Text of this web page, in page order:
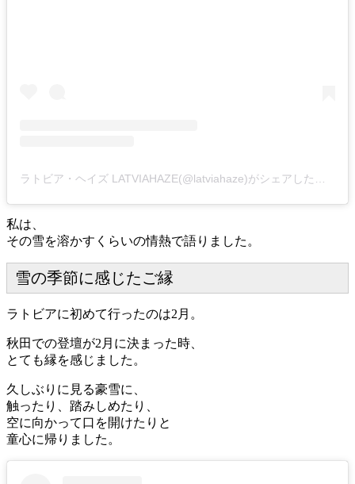
私は、
その雪を溶かすくらいの情熱で語りました。
雪の季節に感じたご縁
ラトビアに初めて行ったのは2月。
秋田での登壇が2月に決まった時、
とても縁を感じました。
久しぶりに見る豪雪に、
触ったり、踏みしめたり、
空に向かって口を開けたりと
童心に帰りました。